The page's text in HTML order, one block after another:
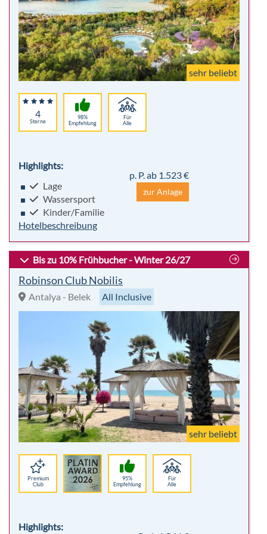
- Kanu
- Tretboot
- Stand-Up Paddling
sehr beliebt
4
Sterne
98%
Empfehlung
Für
Alle
Highlights:
Lage
Wassersport
Kinder/Familie
Hotelbeschreibung
p. P. ab 1.523 €
zur Anlage
Bis zu 10% Frühbucher - Winter 26/27
Robinson Club Nobilis
Antalya - Belek All Inclusive
sehr beliebt
Premium
Club
95%
Empfehlung
Für
Alle
Highlights: